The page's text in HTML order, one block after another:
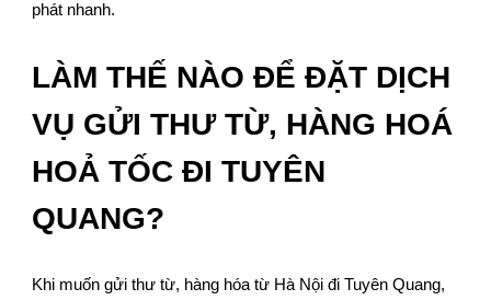
phát nhanh.
LÀM THẾ NÀO ĐỂ ĐẶT DỊCH
VỤ GỬI THƯ TỪ, HÀNG HOÁ
HOẢ TỐC ĐI TUYÊN
QUANG?
Khi muốn gửi thư từ, hàng hóa từ Hà Nội đi Tuyên Quang,